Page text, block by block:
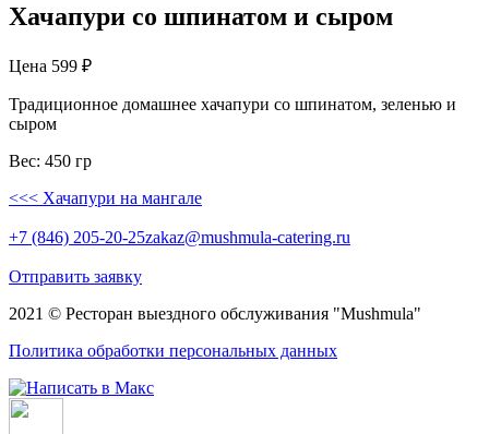
Хачапури со шпинатом и сыром
Цена 599 ₽
Традиционное домашнее хачапури со шпинатом, зеленью и
сыром
Вес: 450 гр
<<< Хачапури на мангале
+7 (846) 205-20-25zakaz@mushmula-catering.ru
Отправить заявку
2021 © Ресторан выездного обслуживания "Mushmula"
Политика обработки персональных данных